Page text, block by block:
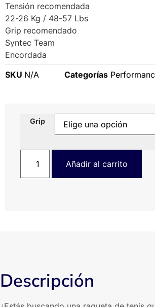
Tensión recomendada
22-26 Kg / 48-57 Lbs
Grip recomendado
Syntec Team
Encordada
SKU N/A Categorías
Grip
Añadir al carrito
Descripción